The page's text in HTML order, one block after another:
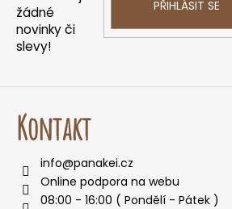
žádné
novinky či
slevy!
PŘIHLÁSIT SE
Kontakt
info@panakei.cz
Online podpora na webu
08:00 - 16:00 ( Pondělí - Pátek )